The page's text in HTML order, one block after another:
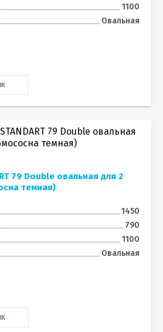
1100
Овальная
79 Double овальная для 2
темная)
1450
790
1100
Овальная